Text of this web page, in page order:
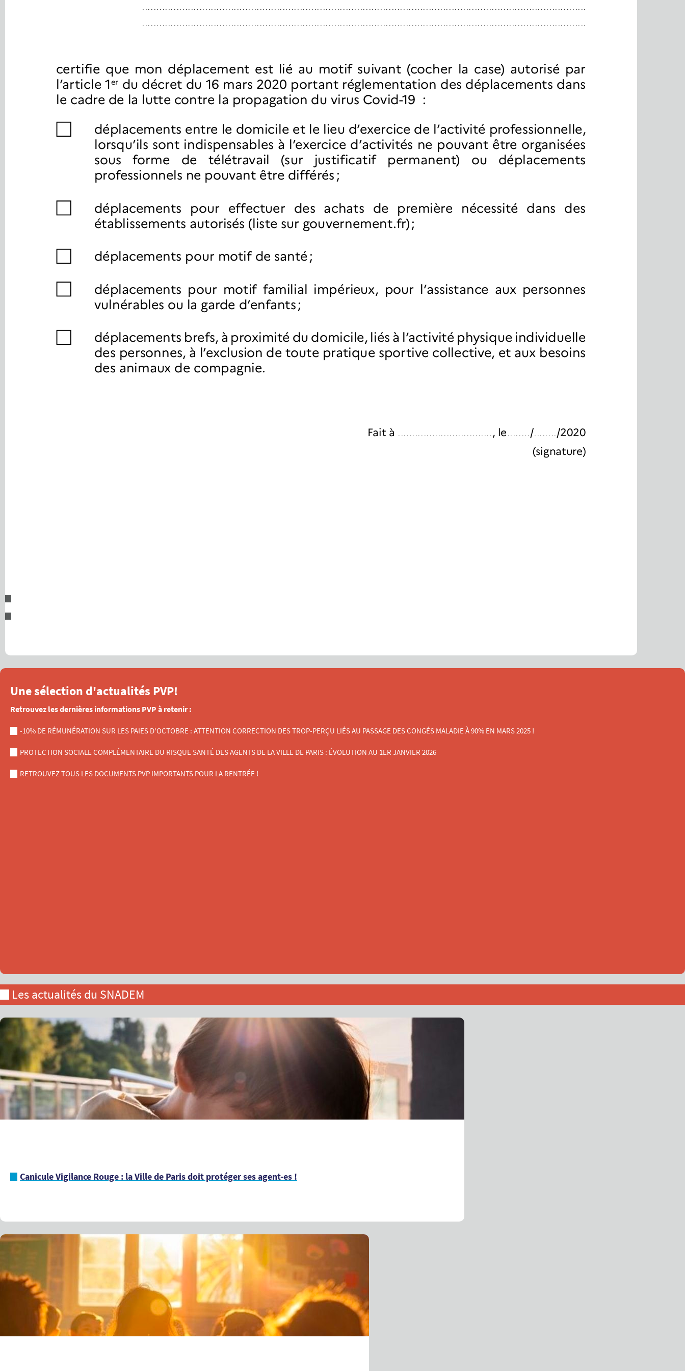
Une sélection d'actualités PVP!
Retrouvez les dernières informations PVP à retenir :
-10% DE RÉMUNÉRATION SUR LES PAIES D'OCTOBRE : ATTENTION CORRECTION DES TROP-PERÇU LIÉS AU PASSAGE DES CONGÉS MALADIE À 90% EN MARS 2025 !
PROTECTION SOCIALE COMPLÉMENTAIRE DU RISQUE SANTÉ DES AGENTS DE LA VILLE DE PARIS : ÉVOLUTION AU 1ER JANVIER 2026
RETROUVEZ TOUS LES DOCUMENTS PVP IMPORTANTS POUR LA RENTRÉE !
Les actualités du SNADEM
Canicule Vigilance Rouge : la Ville de Paris doit protéger ses agent-es !